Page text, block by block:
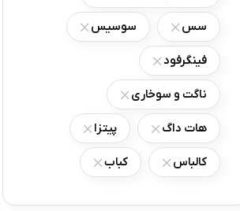
سس سوسیس
فینگرفود
ناگت و سوخاری
هات داگ پیتزا
کالباس کباب